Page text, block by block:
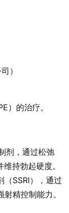
）
）的治疗。
剂，通过松弛
持勃起硬度。
SSRI），通过
精控制能力。